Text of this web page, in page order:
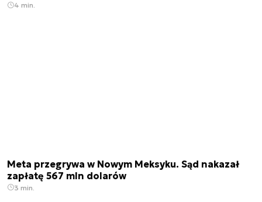
4 min.
Meta przegrywa w Nowym Meksyku. Sąd nakazał
zapłatę 567 mln dolarów
3 min.